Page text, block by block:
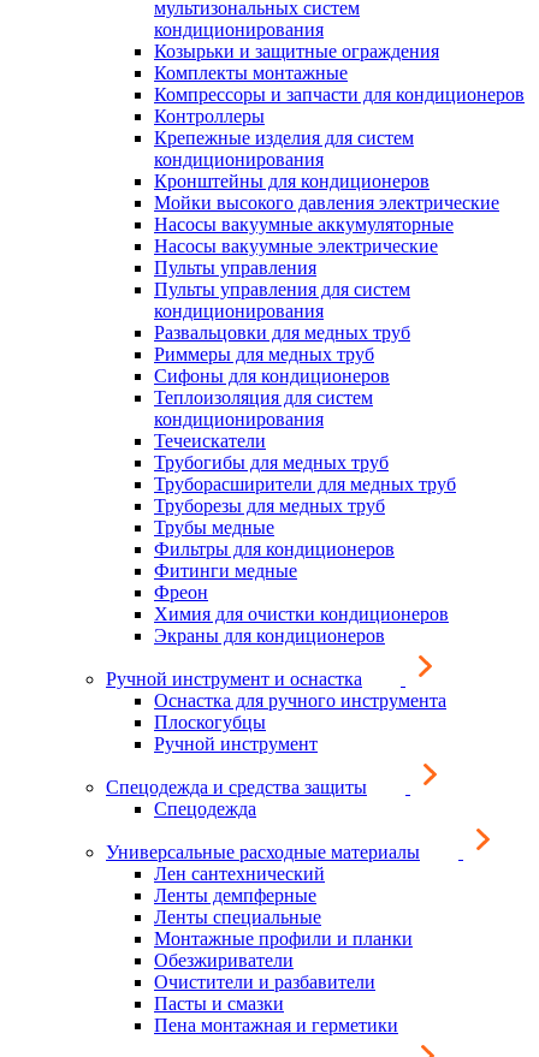
мультизональных систем
кондиционирования
Козырьки и защитные ограждения
Комплекты монтажные
Компрессоры и запчасти для кондиционеров
Контроллеры
Крепежные изделия для систем
кондиционирования
Кронштейны для кондиционеров
Мойки высокого давления электрические
Насосы вакуумные аккумуляторные
Насосы вакуумные электрические
Пульты управления
Пульты управления для систем
кондиционирования
Развальцовки для медных труб
Риммеры для медных труб
Сифоны для кондиционеров
Теплоизоляция для систем
кондиционирования
Течеискатели
Трубогибы для медных труб
Труборасширители для медных труб
Труборезы для медных труб
Трубы медные
Фильтры для кондиционеров
Фитинги медные
Фреон
Химия для очистки кондиционеров
Экраны для кондиционеров
Ручной инструмент и оснастка
Оснастка для ручного инструмента
Плоскогубцы
Ручной инструмент
Спецодежда и средства защиты
Спецодежда
Универсальные расходные материалы
Лен сантехнический
Ленты демпферные
Ленты специальные
Монтажные профили и планки
Обезжириватели
Очистители и разбавители
Пасты и смазки
Пена монтажная и герметики